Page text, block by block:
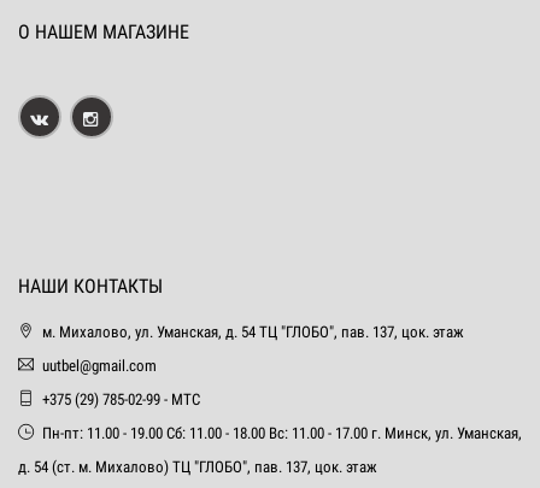
О НАШЕМ МАГАЗИНЕ
НАШИ КОНТАКТЫ
м. Михалово, ул. Уманская, д. 54 ТЦ "ГЛОБО", пав. 137, цок. этаж
uutbel@gmail.com
+375 (29) 785-02-99 - МТС
Пн-пт: 11.00 - 19.00 Сб: 11.00 - 18.00 Вс: 11.00 - 17.00 г. Минск, ул. Уманская,
д. 54 (ст. м. Михалово) ТЦ "ГЛОБО", пав. 137, цок. этаж